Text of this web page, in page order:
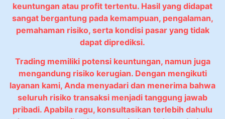
keuntungan atau profit tertentu. Hasil yang didapat
sangat bergantung pada kemampuan, pengalaman,
pemahaman risiko, serta kondisi pasar yang tidak
dapat diprediksi.
Trading memiliki potensi keuntungan, namun juga
mengandung risiko kerugian. Dengan mengikuti
layanan kami, Anda menyadari dan menerima bahwa
seluruh risiko transaksi menjadi tanggung jawab
pribadi. Apabila ragu, konsultasikan terlebih dahulu